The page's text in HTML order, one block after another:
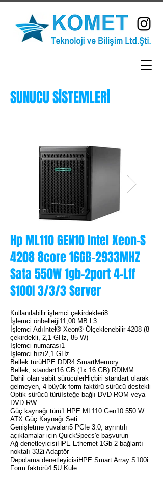
SUNUCU SİSTEMLERİ
hpsrv.jpg
Hp ML110 GEN10 Intel Xeon-S
4208 8core 16GB-2933MHZ
Sata 550W 1gb-2port 4-Lff
S100I 3/3/3 Server
Kullanılabilir işlemci çekirdekleri8
İşlemci önbelleği11,00 MB L3
İşlemci AdıIntel® Xeon® Ölçeklenebilir 4208 (8
çekirdekli, 2,1 GHz, 85 W)
İşlemci numarası1
İşlemci hızı2,1 GHz
Bellek türüHPE DDR4 SmartMemory
Bellek, standart16 GB (1x 16 GB) RDIMM
Dahil olan sabit sürücülerHiçbiri standart olarak
gelmeyen, 4 büyük form faktörü sürücü destekli
Optik sürücü türüİsteğe bağlı DVD-ROM veya
DVD-RW.
Güç kaynağı türü1 HPE ML110 Gen10 550 W
ATX Güç Kaynağı Seti
Genişletme yuvaları5 PCIe 3.0, ayrıntılı
açıklamalar için QuickSpecs'e başvurun
Ağ denetleyicisiHPE Ethernet 1Gb 2 bağlantı
noktalı 332i Adaptör
Depolama denetleyicisiHPE Smart Array S100i
Form faktörü4.5U Kule